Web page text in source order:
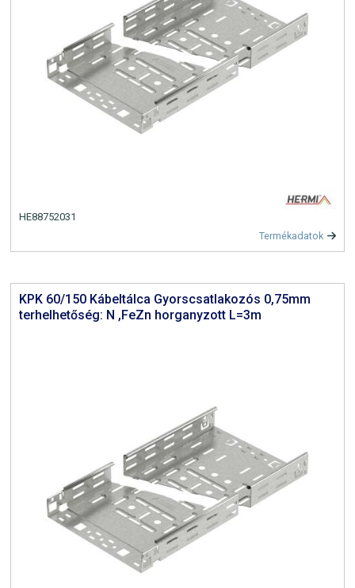
HE88752031
Termékadatok
KPK 60/150 Kábeltálca Gyorscsatlakozós 0,75mm
terhelhetőség: N ,FeZn horganyzott L=3m